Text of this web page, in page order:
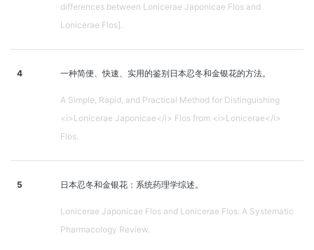
differences between Lonicerae Japonicae Flos and
Lonicerae Flos].
4 一种简便、快速、实用的鉴别日本忍冬和金银花的方法。
A Simple, Rapid, and Practical Method for Distinguishing
<i>Lonicerae Japonicae</i> Flos from <i>Lonicerae</i>
Flos.
5 日本忍冬和金银花：系统药理学综述。
Lonicerae Japonicae Flos and Lonicerae Flos: A Systematic
Pharmacology Review.